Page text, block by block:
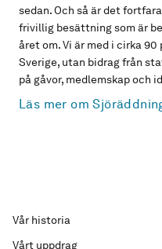
sedan. Och så är det
frivillig besättning som är
året om. Vi är med i cirka
Sverige, utan bidrag från
på gåvor, medlemskap och
Läs mer om
Vår historia
Vårt uppdrag